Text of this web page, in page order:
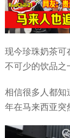
现今珍珠奶茶可
不可少的饮品之
相信很多人都知
年在马来西亚突